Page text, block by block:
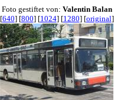
Foto gestiftet von: Valentin Balan
[640] [800] [1024] [1280] [original]